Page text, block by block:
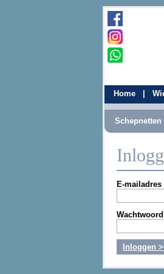
Home
Schepnetten
E-mailadres
Wachtwoord